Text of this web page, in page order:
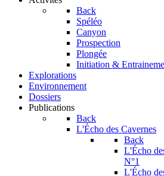
Back
Spéléo
Canyon
Prospection
Plongée
Initiation &
Explorations
Environnement
Dossiers
Publications
Back
L'Écho des Cavernes
Back
L'Écho
N°1
L'Écho